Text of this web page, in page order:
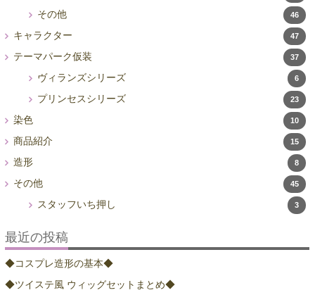
その他 46
キャラクター 47
テーマパーク仮装 37
ヴィランズシリーズ 6
プリンセスシリーズ 23
染色 10
商品紹介 15
造形 8
その他 45
スタッフいち押し 3
最近の投稿
◆コスプレ造形の基本◆
◆ツイステ風 ウィッグセットまとめ◆